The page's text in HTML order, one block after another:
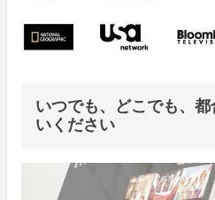
いつでも、どこでも、
いください